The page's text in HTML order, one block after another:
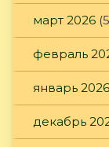
март 2026
февраль
январь 2026
декабрь